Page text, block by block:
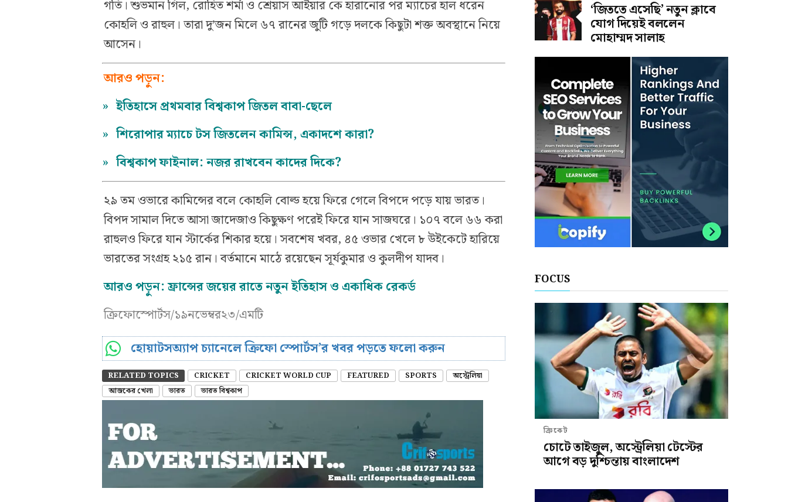
গতি। শুভমান গিল, রোহিত শর্মা ও শ্রেয়াস আইয়ার কে হারানোর পর ম্যাচের হাল ধরেন
কোহলি ও রাহুল। তারা দু’জন মিলে ৬৭ রানের জুটি গড়ে দলকে কিছুটা শক্ত অবস্থানে নিয়ে
আসেন।
আরও পড়ুন:
» ইতিহাসে প্রথমবার বিশ্বকাপ জিতল বাবা-ছেলে
» শিরোপার ম্যাচে টস জিতলেন কামিন্স, একাদশে কারা?
» বিশ্বকাপ ফাইনাল: নজর রাখবেন কাদের দিকে?
২৯ তম ওভারে কামিন্সের বলে কোহলি বোল্ড হয়ে ফিরে গেলে বিপদে পড়ে যায় ভারত।
বিপদ সামাল দিতে আসা জাদেজাও কিছুক্ষণ পরেই ফিরে যান সাজঘরে। ১০৭ বলে ৬৬ করা
রাহুলও ফিরে যান স্টার্কের শিকার হয়ে। সবশেষ খবর, ৪৫ ওভার খেলে ৮ উইকেটে হারিয়ে
ভারতের সংগ্রহ ২১৫ রান। বর্তমানে মাঠে রয়েছেন সূর্যকুমার ও কুলদীপ যাদব।
আরও পড়ুন:ফ্রান্সের জয়ের রাতে নতুন ইতিহাস ও একাধিক রেকর্ড
ক্রিফোস্পোর্টস/১৯নভেম্বর২৩/এমটি
হোয়াটসঅ্যাপ চ্যানেলে ক্রিফো স্পোর্টস’র খবর পড়তে ফলো করুন
RELATED TOPICS CRICKET CRICKET WORLD CUP FEATURED SPORTS
অস্ট্রেলিয়া
আজকের খেলা
ভারত ভারত বিশ্বকাপ
‘জিততে এসেছি’ নতুন ক্লাবে
যোগ দিয়েই বললেন
মোহাম্মদ সালাহ
FOCUS
ক্রিকেট
চোটে তাইজুল, অস্ট্রেলিয়া টেস্টের
আগে বড় দুশ্চিন্তায় বাংলাদেশ